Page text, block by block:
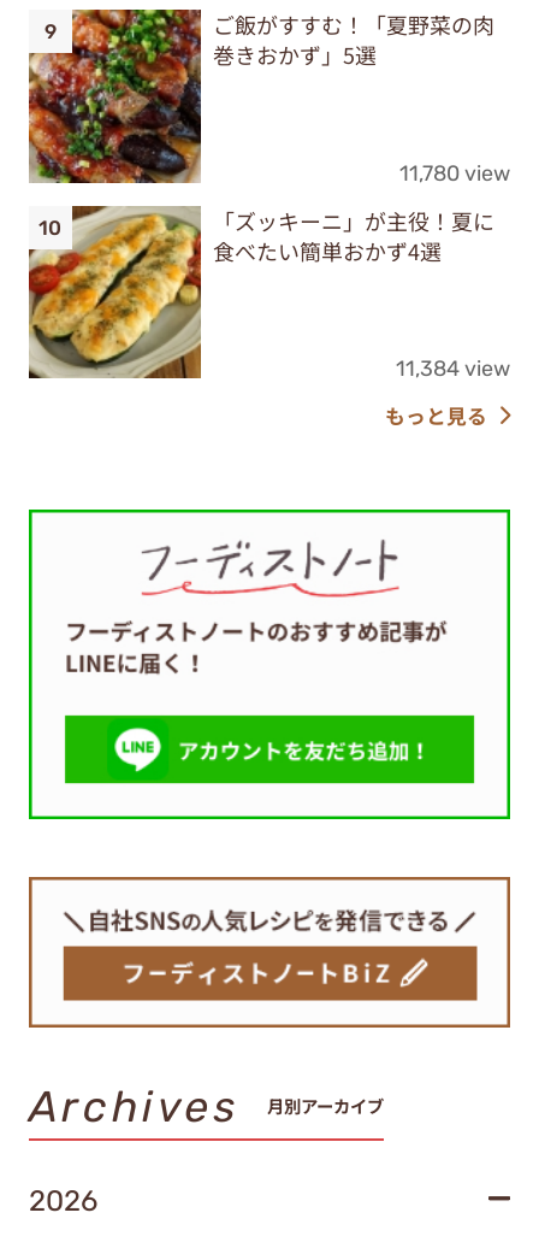
ご飯がすすむ！「夏野菜の肉
巻きおかず」5選
11,780 view
「ズッキーニ」が主役！夏に
食べたい簡単おかず4選
11,384 view
もっと見る
Archives 月別アーカイブ
2026